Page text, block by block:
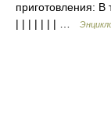
приготовления:
| | | | | | | …